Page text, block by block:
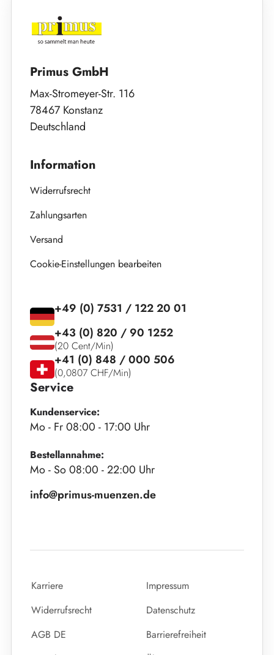
Primus GmbH
Max-Stromeyer-Str. 116
78467 Konstanz
Deutschland
Information
Widerrufsrecht
Zahlungsarten
Versand
Cookie-Einstellungen bearbeiten
Service
Kundenservice:
Mo - Fr 08:00 - 17:00 Uhr
Bestellannahme:
Mo - So 08:00 - 22:00 Uhr
info@primus-muenzen.de
+49 (0) 7531 / 122 20 01
+43 (0) 820 / 90 1252
(20 Cent/Min)
+41 (0) 848 / 000 506
(0,0807 CHF/Min)
Karriere
Impressum
Widerrufsrecht
Datenschutz
AGB DE
Barrierefreiheit